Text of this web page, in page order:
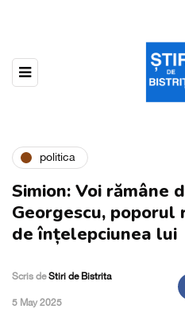
politica
Simion: Voi rămâne
Georgescu, poporul
de înțelepciunea lui
Scris deStiri de Bistrita
,5 May 2025